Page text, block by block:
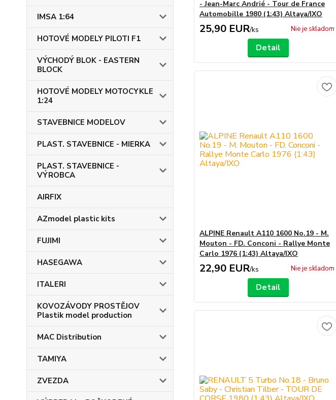
IMSA 1:64
HOTOVÉ MODELY PILOTI F1
VÝCHODÝ BLOK - EASTERN
BLOCK
HOTOVÉ MODELY MOTOCYKLE
1:24
STAVEBNICE MODELOV
PLAST. STAVEBNICE - MIERKA
PLAST. STAVEBNICE -
VÝROBCA
AIRFIX
AZmodel plastic kits
FUJIMI
HASEGAWA
ITALERI
KOVOZÁVODY PROSTĚJOV
Plastik model production
MAC Distribution
TAMIYA
ZVEZDA
- Jean-Marc Andrié - Tour de France
Automobille 1980 (1:43) Altaya/IXO
25,90 EUR/ks Nie je skladom
Detail
ALPINE Renault A110 1600 No.19 - M.
Mouton - FD. Conconi - Rallye Monte
Carlo 1976 (1:43) Altaya/IXO
22,90 EUR/ks Nie je skladom
Detail